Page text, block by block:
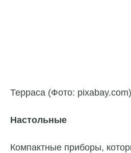
Терраса (Фото: pixabay.com)
Настольные
Компактные приборы,